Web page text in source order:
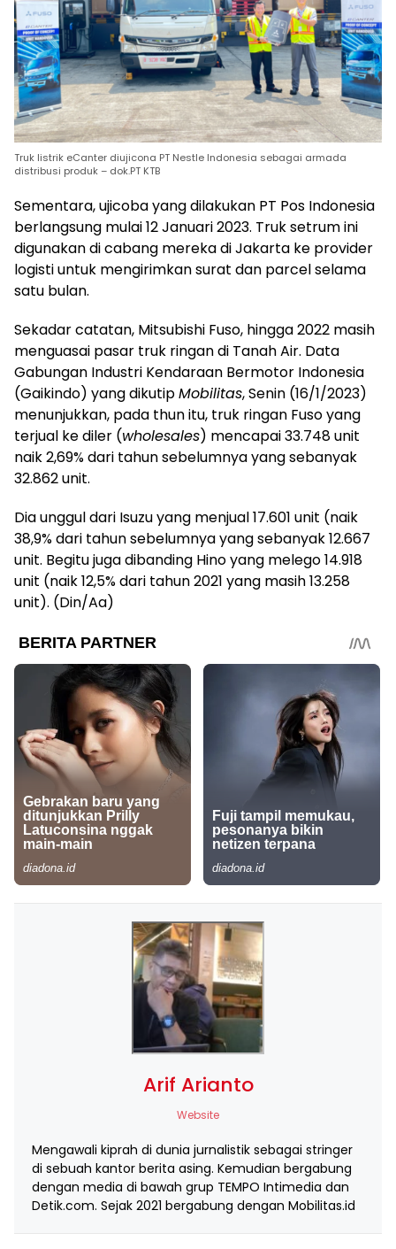
Truk listrik eCanter diujicona PT Nestle Indonesia sebagai armada
distribusi produk – dok.PT KTB
Sementara, ujicoba yang dilakukan PT Pos Indonesia
berlangsung mulai 12 Januari 2023. Truk setrum ini
digunakan di cabang mereka di Jakarta ke provider
logisti untuk mengirimkan surat dan parcel selama
satu bulan.
Sekadar catatan, Mitsubishi Fuso, hingga 2022 masih
menguasai pasar truk ringan di Tanah Air. Data
Gabungan Industri Kendaraan Bermotor Indonesia
(Gaikindo) yang dikutipMobilitas, Senin (16/1/2023)
menunjukkan, pada thun itu, truk ringan Fuso yang
terjual ke diler (wholesales) mencapai 33.748 unit
naik 2,69% dari tahun sebelumnya yang sebanyak
32.862 unit.
Dia unggul dari Isuzu yang menjual 17.601 unit (naik
38,9% dari tahun sebelumnya yang sebanyak 12.667
unit. Begitu juga dibanding Hino yang melego 14.918
unit (naik 12,5% dari tahun 2021 yang masih 13.258
unit). (Din/Aa)
Arif Arianto
Website
Mengawali kiprah di dunia jurnalistik sebagai stringer
di sebuah kantor berita asing. Kemudian bergabung
dengan media di bawah grup TEMPO Intimedia dan
Detik.com. Sejak 2021 bergabung dengan Mobilitas.id